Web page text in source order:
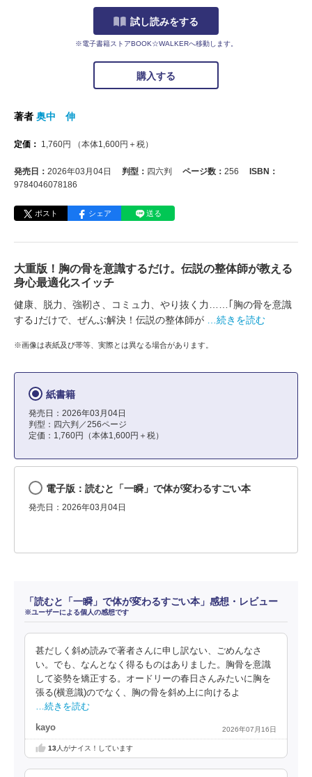
試し読みをする
※電子書籍ストアBOOK☆WALKERへ移動します。
購入する
著者 奥中 伸
定価： 1,760円 （本体1,600円＋税）
発売日： 2026年03月04日 判型： 四六判 ページ数： 256
ISBN：
9784046078186
ポスト シェア 送る
大重版！胸の骨を意識するだけ。伝説の整体師が教える
身心最適化スイッチ
健康、脱力、強靭さ、コミュ力、やり抜く力……｢胸の骨を意識
する｣だけで、ぜんぶ解決！伝説の整体師が
…続きを読む
※画像は表紙及び帯等、実際とは異なる場合があります。
紙書籍
発売日：2026年03月04日
判型：四六判／256ページ
定価：1,760円（本体1,600円＋税）
電子版：読むと「一瞬」で体が変わるすごい本
発売日：2026年03月04日
「読むと「一瞬」で体が変わるすごい本」感想・レビュー
※ユーザーによる個人の感想です
甚だしく斜め読みで著者さんに申し訳ない、ごめんなさ
い。でも、なんとなく得るものはありました。胸骨を意識
して姿勢を矯正する。オードリーの春日さんみたいに胸を
張る(横意識)のでなく、胸の骨を斜め上に向けるよ
…続きを読む
kayo 2026年07月16日
13人がナイス！しています